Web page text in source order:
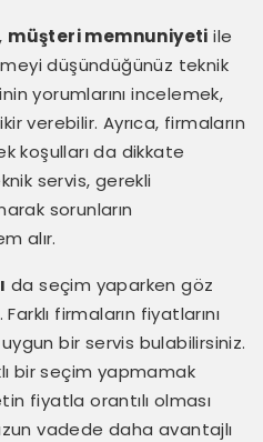
müşteri memnuniyeti ile
düşündüğünüz teknik
yorumlarını incelemek,
verebilir. Ayrıca, firmaların
koşulları da dikkate
servis, gerekli
sorunların
alır.
da seçim yaparken göz
firmaların fiyatlarını
bir servis bulabilirsiniz.
bir seçim yapmamak
fiyatla orantılı olması
vadede daha avantajlı